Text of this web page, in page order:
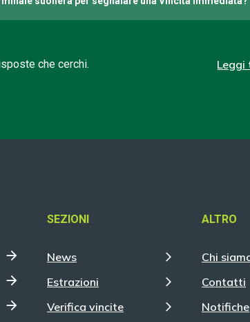
che cerchi. Leggi
SEZIONI
News
Estrazioni
Verifica vincite
ALTRO
Chi
Contatti
Notifiche